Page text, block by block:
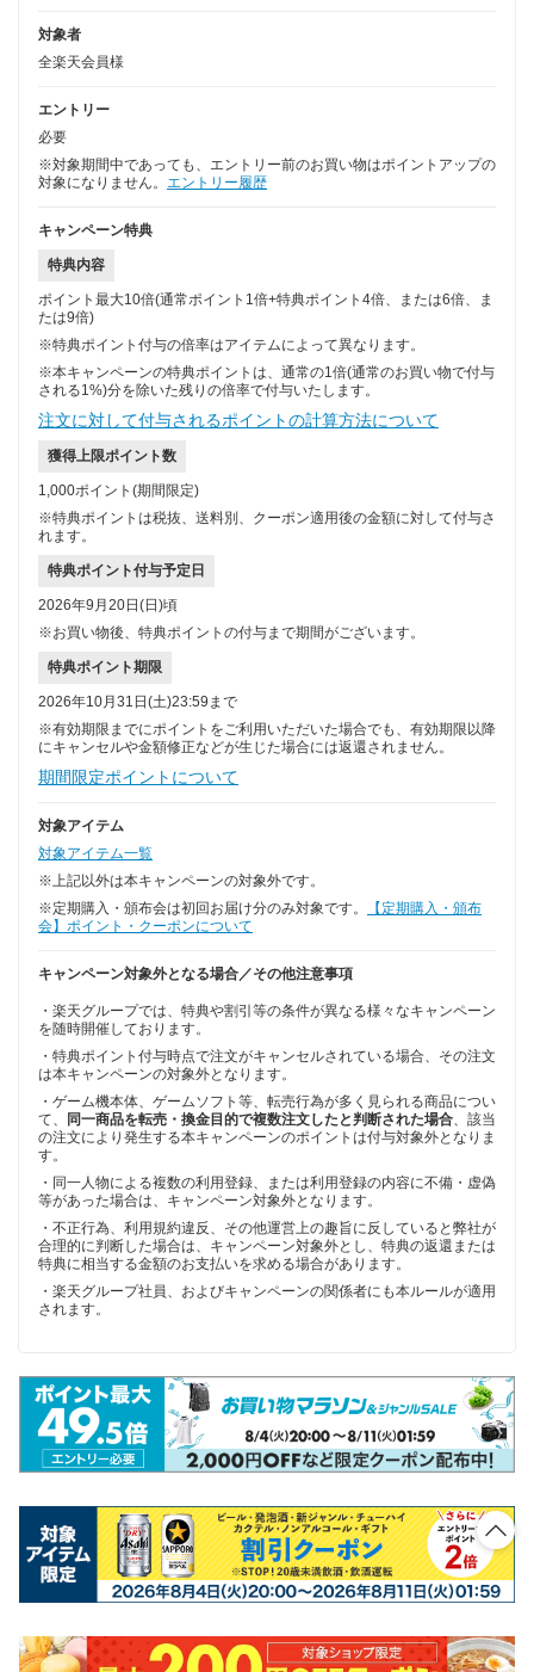
対象者
全楽天会員様
エントリー
必要
※対象期間中であっても、エントリー前のお買い物はポイントアップの
対象になりません。 エントリー履歴
キャンペーン特典
特典内容
ポイント最大10倍(通常ポイント1倍+特典ポイント4倍、または6倍、ま
たは9倍)
※特典ポイント付与の倍率はアイテムによって異なります。
※本キャンペーンの特典ポイントは、通常の1倍(通常のお買い物で付与
される1%)分を除いた残りの倍率で付与いたします。
注文に対して付与されるポイントの計算方法について
獲得上限ポイント数
1,000ポイント(期間限定)
※特典ポイントは税抜、送料別、クーポン適用後の金額に対して付与さ
れます。
特典ポイント付与予定日
2026年9月20日(日)頃
※お買い物後、特典ポイントの付与まで期間がございます。
特典ポイント期限
2026年10月31日(土)23:59まで
※有効期限までにポイントをご利用いただいた場合でも、有効期限以降
にキャンセルや金額修正などが生じた場合には返還されません。
期間限定ポイントについて
対象アイテム
対象アイテム一覧
※上記以外は本キャンペーンの対象外です。
※定期購入・頒布会は初回お届け分のみ対象です。
【定期購入・頒布
会】ポイント・クーポンについて
キャンペーン対象外となる場合／その他注意事項
・楽天グループでは、特典や割引等の条件が異なる様々なキャンペーン
を随時開催しております。
・特典ポイント付与時点で注文がキャンセルされている場合、その注文
は本キャンペーンの対象外となります。
・ゲーム機本体、ゲームソフト等、転売行為が多く見られる商品につい
て、
同一商品を転売・換金目的で複数注文したと判断された場合、該当
の注文により発生する本キャンペーンのポイントは付与対象外となりま
す。
・同一人物による複数の利用登録、または利用登録の内容に不備・虚偽
等があった場合は、キャンペーン対象外となります。
・不正行為、利用規約違反、その他運営上の趣旨に反していると弊社が
合理的に判断した場合は、キャンペーン対象外とし、特典の返還または
特典に相当する金額のお支払いを求める場合があります。
・楽天グループ社員、およびキャンペーンの関係者にも本ルールが適用
されます。